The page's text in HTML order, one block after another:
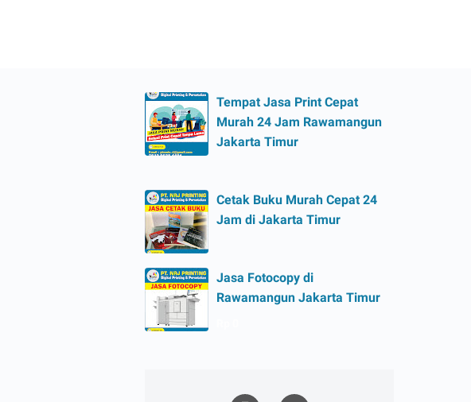
Tempat Jasa Print Cepat
Murah 24 Jam Rawamangun
Jakarta Timur
Cetak Buku Murah Cepat 24
Jam di Jakarta Timur
Jasa Fotocopy di
Rawamangun Jakarta Timur